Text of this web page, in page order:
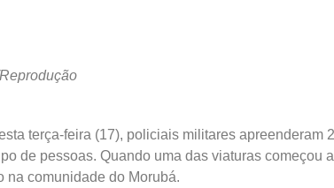
terça-feira (17), policiais militares apreenderam
de pessoas. Quando uma das viaturas começou
na comunidade do Morubá.